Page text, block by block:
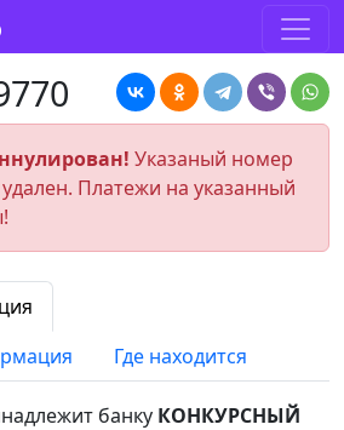
Указаный номер
Платежи на указанный
Где находится
банку КОНКУРСНЫЙ